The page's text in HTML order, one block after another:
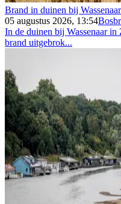
Brand in duinen bij Wassenaar
05 augustus 2026, 13:54
In de duinen bij Wassenaar
brand uitgebrok...